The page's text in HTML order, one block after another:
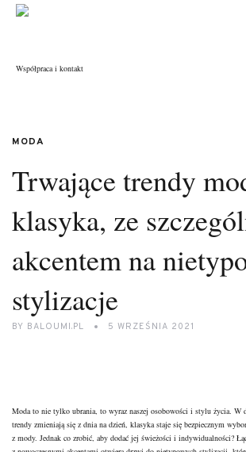
Współpraca i kontakt
MODA
Trwające trendy
klasyka, ze
akcentem na
stylizacje
BY BALOUMI.PL 5 WRZEŚNIA 2021
Moda to nie tylko ubrania, to wyraz naszej osobowości i stylu życia. W
trendy zmieniają się z dnia na dzień, klasyka staje się bezpiecznym
z mody. Jednak co zrobić, aby dodać jej świeżości i indywidualności?